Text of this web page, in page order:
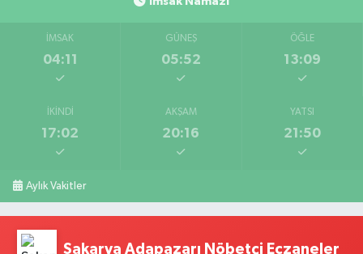
İMSAK
04:11
GÜNEŞ
05:52
ÖĞLE
13:09
İKINDI
17:02
AKŞAM
20:16
YATSI
21:50
Aylık Vakitler
Sakarya Adapazarı Nöbetçi Eczaneler